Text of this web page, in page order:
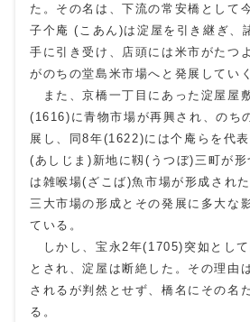
た。その名は、下流の常安橋として
子个庵 (こあん)は淀屋を引き継ぎ、
手に引き受け、店頭には米市がたつ
がのちの堂島米市場へと発展してい
また、京橋一丁目にあった淀屋屋
(1616)に青物市場が再興され、のち
展し、同8年(1622)には个庵らを代
(あしじま)新地に靱(うつぼ)三町が形
は雑喉場(ざこば)魚市場が形成され
三大市場の形成とその発展に多大な
ている。
しかし、宝永2年(1705)突如とし
とされ、淀屋は断絶した。その理由
されるが判然とせず、橋名にその名
る。